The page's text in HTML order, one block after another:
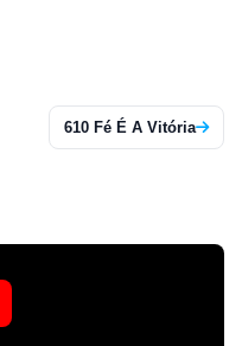
610 Fé É A Vitória